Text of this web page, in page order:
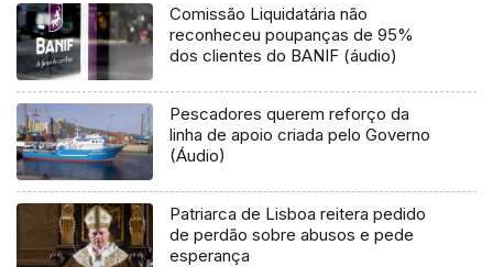
Comissão Liquidatária não
reconheceu poupanças de 95%
dos clientes do BANIF (áudio)
Pescadores querem reforço da
linha de apoio criada pelo Governo
(Áudio)
Patriarca de Lisboa reitera pedido
de perdão sobre abusos e pede
esperança